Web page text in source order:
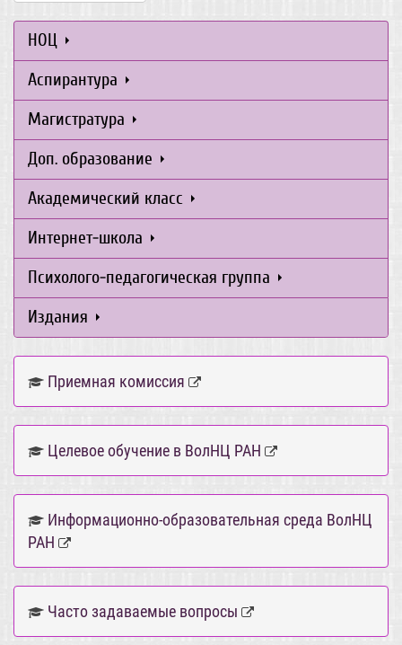
НОЦ
Аспирантура
Магистратура
Доп. образование
Академический класс
Интернет-школа
Психолого-педагогическая группа
Издания
Приемная комиссия
Целевое обучение в ВолНЦ РАН
Информационно-образовательная среда ВолНЦ
РАН
Часто задаваемые вопросы